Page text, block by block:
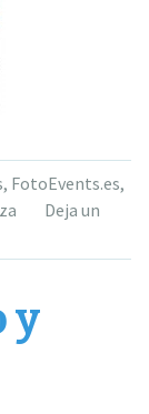
, FotoEvents.es,
Deja un
y